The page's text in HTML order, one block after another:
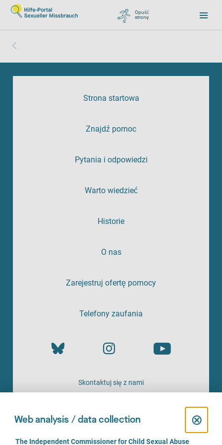
Opuść
stronę
Strona startowa
Znajdź pomoc
Pytania i odpowiedzi
Warto wiedzieć
Historie
O nas
Zarejestruj ofertę pomocy
Telefony zaufania
Skontaktuj się z nami
OFERTA
Web analysis / data collection ⊗
C
l
C
The Independent Commissioner for Child Sexual Abuse